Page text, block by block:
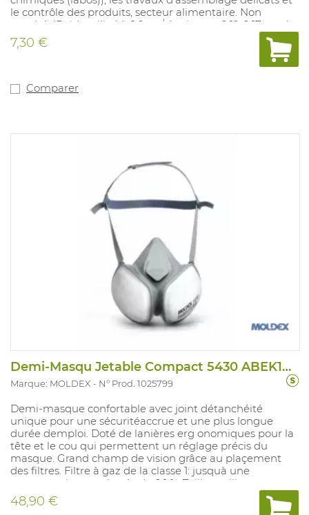
le contrôle des produits, secteur alimentaire. Non
poudré. (Poids taille M: 6,0 gr / épaisseur: 0.12-0.17 mm).
Testé pour contact alimentaire (10/2011). Tailles
disponibles: S-XL. En accordance avec: EN374-1 Type B
7,30 €
Comparer
Demi-Masqu Jetable Compact 5430 ABEK1P3D
Marque: MOLDEX N° Prod. 1025799
Demi-masque confortable avec joint détanchéité
unique pour une sécuritéaccrue et une plus longue
durée demploi. Doté de lanières erg onomiques pour la
tête et le cou qui permettent un réglage précis du
masque. Grand champ de vision grâce au plaçement
des filtres. Filtre à gaz de la classe 1: jusquà une
concentration maximale de 0,1 %. Tailles: taille
universelle. FPN: en fonction du filtre utilisé. Convient
pour les processus avec des risques chimiques. En
48,90 €